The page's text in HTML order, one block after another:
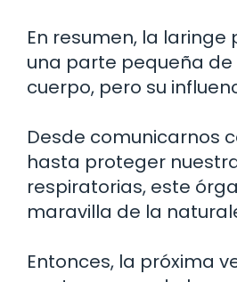
En resumen, la
una parte pequeña de
cuerpo, pero su
Desde comunicarnos
hasta proteger
respiratorias, este
maravilla de la
Entonces, la próxima